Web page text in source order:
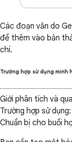
Các đoạn văn do
để thêm vào bản
chí.
Trường hợp sử dụng minh
Giới phân tích và
Trường hợp sử dụng:
Chuẩn bị cho buổi